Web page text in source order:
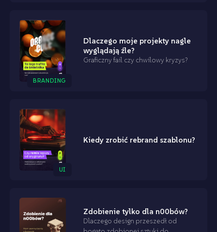
BRANDING
Dlaczego moje projekty nagle
wyglądają źle?
Graficzny fail czy chwilowy kryzys?
UI
Kiedy zrobić rebrand szablonu?
Zdobienie tylko dla n00bów?
Dlaczego design przeszedł od